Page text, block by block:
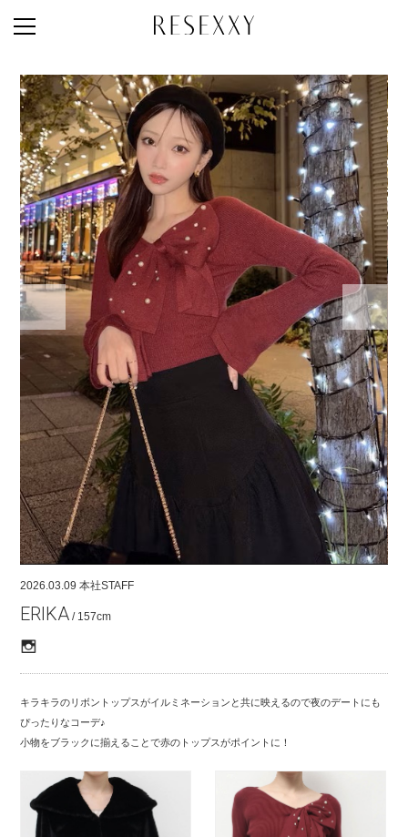
STAFF STYLE
2026.03.09 本社STAFF
ERIKA / 157cm
キラキラのリボントップスがイルミネーションと共に映えるので夜のデートにも
ぴったりなコーデ♪
小物をブラックに揃えることで赤のトップスがポイントに！
NEWS
MAGAZINE
LOOK BOOK
NEW ARRIVAL
RANKING
STYLE PHOTO
ACCOUNT
SHOP LIST
CONCEPT
ONLINE STORE
COMPANY
CONTACT
RECRUIT
FOR BUSINESS PARTNER